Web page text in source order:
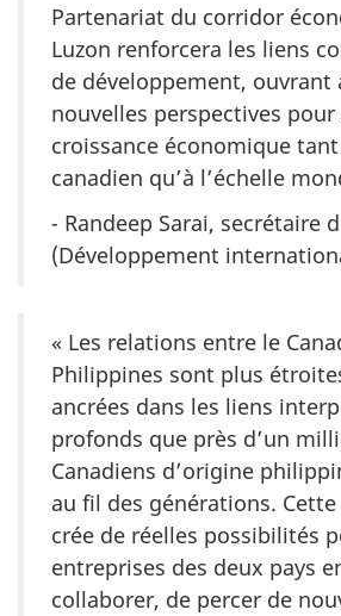
Partenariat du corridor
Luzon renforcera les liens
de développement, ouvrant
nouvelles perspectives
croissance économique
canadien qu’à l’échelle
- Randeep Sarai, secrétaire
(Développement
« Les relations entre le
Philippines sont plus
ancrées dans les liens
profonds que près d’un
Canadiens d’origine
au fil des générations.
crée de réelles possibilités
entreprises des deux pays
collaborer, de percer de